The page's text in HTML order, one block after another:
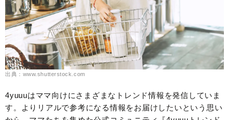
出典：www.shutterstock.com
4yuuuはママ向けにさまざまなトレンド情報を発信していま
す。よりリアルで参考になる情報をお届けしたいという思い